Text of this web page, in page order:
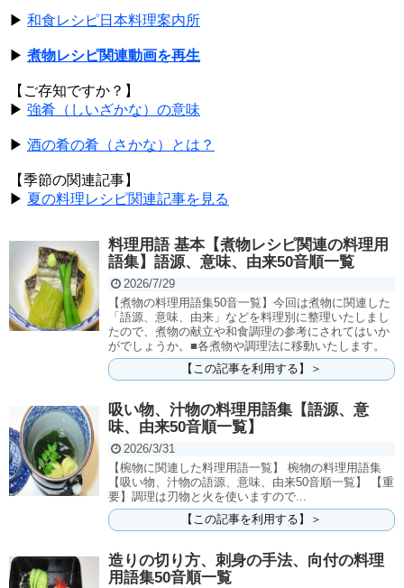
▶ 和食レシピ日本料理案内所
▶ 煮物レシピ関連動画を再生
【ご存知ですか？】
▶ 強肴（しいざかな）の意味
▶ 酒の肴の肴（さかな）とは？
【季節の関連記事】
▶ 夏の料理レシピ関連記事を見る
料理用語 基本【煮物レシピ関連の料理用
語集】語源、意味、由来50音順一覧
2026/7/29
【煮物の料理用語集50音一覧】今回は煮物に関連した
「語源、意味、由来」などを料理別に整理いたしまし
たので、煮物の献立や和食調理の参考にされてはいか
がでしょうか。■各煮物や調理法に移動いたします。
【この記事を利用する】＞
吸い物、汁物の料理用語集【語源、意
味、由来50音順一覧】
2026/3/31
【椀物に関連した料理用語一覧】 椀物の料理用語集
【吸い物、汁物の語源、意味、由来50音順一覧】 【重
要】調理は刃物と火を使いますので...
【この記事を利用する】＞
造りの切り方、刺身の手法、向付の料理
用語集50音順一覧